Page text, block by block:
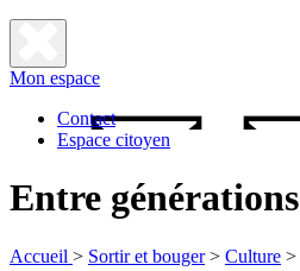
Fermer
la
Mon espace
Contact
Espace citoyen
Entre générations
Accueil > Sortir et bouger > Culture >